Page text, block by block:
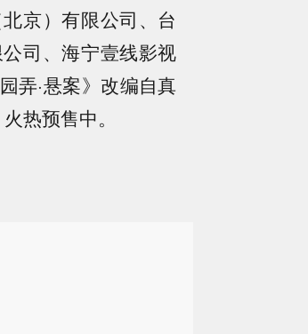
京）有限公司、台
司、海宁壹线影视
弄·悬案》改编自真
热预售中。